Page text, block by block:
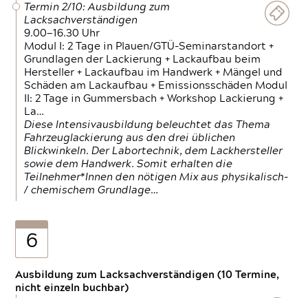
Termin 2/10: Ausbildung zum
Lacksachverständigen
9.00—16.30 Uhr
Modul I: 2 Tage in Plauen/GTÜ-Seminarstandort +
Grundlagen der Lackierung + Lackaufbau beim
Hersteller + Lackaufbau im Handwerk + Mängel und
Schäden am Lackaufbau + Emissionsschäden Modul
II: 2 Tage in Gummersbach + Workshop Lackierung +
La…
Diese Intensivausbildung beleuchtet das Thema
Fahrzeuglackierung aus den drei üblichen
Blickwinkeln. Der Labortechnik, dem Lackhersteller
sowie dem Handwerk. Somit erhalten die
Teilnehmer*Innen den nötigen Mix aus physikalisch-
/ chemischem Grundlage…
6
Ausbildung zum Lacksachverständigen (10 Termine,
nicht einzeln buchbar)